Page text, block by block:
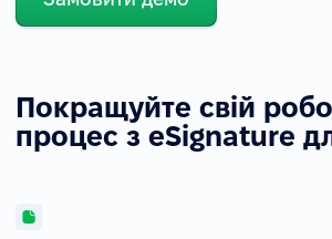
Покращуйте свій
процес з eSignature